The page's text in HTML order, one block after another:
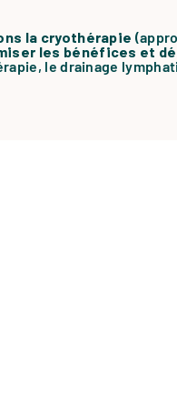
la cryothérapie (
les bénéfices et
le drainage